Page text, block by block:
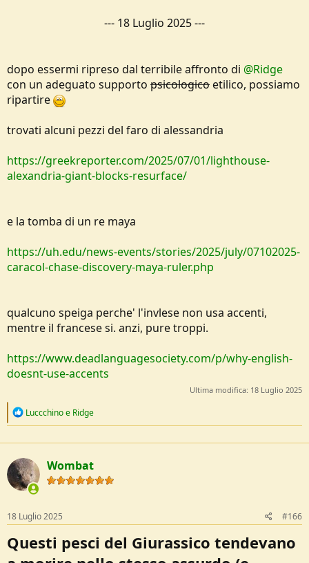
--- 18 Luglio 2025---
dopo essermi ripreso dal terribile affronto di @Ridge
con un adeguato supporto psicologicoetilico, possiamo
ripartire
trovati alcuni pezzi del faro di alessandria
https://greekreporter.com/2025/07/01/lighthouse-
alexandria-giant-blocks-resurface/
e la tomba di un re maya
https://uh.edu/news-events/stories/2025/july/07102025-
caracol-chase-discovery-maya-ruler.php
qualcuno speiga perche' l'invlese non usa accenti,
mentre il francese si. anzi, pure troppi.
https://www.deadlanguagesociety.com/p/why-english-
doesnt-use-accents
Ultima modifica: 18 Luglio 2025
R
e
c
t
i
o
n
Luccchinoe Ridge
Wombat
18 Luglio 2025 #166
Questi pesci del Giurassico tendevano